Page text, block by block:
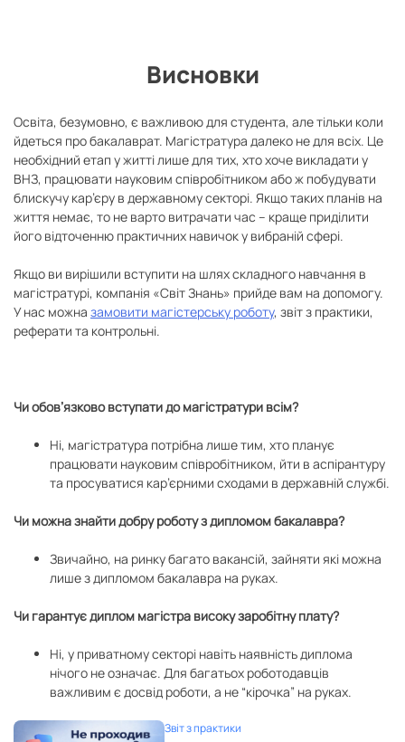
Висновки
Освіта, безумовно, є важливою для студента, але тільки коли
йдеться про бакалаврат. Магістратура далеко не для всіх. Це
необхідний етап у житті лише для тих, хто хоче викладати у
ВНЗ, працювати науковим співробітником або ж побудувати
блискучу кар’єру в державному секторі. Якщо таких планів на
життя немає, то не варто витрачати час – краще приділити
його відточенню практичних навичок у вибраній сфері.
Якщо ви вирішили вступити на шлях складного навчання в
магістратурі, компанія «Світ Знань» прийде вам на допомогу.
У нас можна замовити магістерську роботу, звіт з практики,
реферати та контрольні.
Чи обов’язково вступати до магістратури всім?
Ні, магістратура потрібна лише тим, хто планує
працювати науковим співробітником, йти в аспірантуру
та просуватися кар’єрними сходами в державній службі.
Чи можна знайти добру роботу з дипломом бакалавра?
Звичайно, на ринку багато вакансій, зайняти які можна
лише з дипломом бакалавра на руках.
Чи гарантує диплом магістра високу заробітну плату?
Ні, у приватному секторі навіть наявність диплома
нічого не означає. Для багатьох роботодавців
важливим є досвід роботи, а не “кірочка” на руках.
Звіт з практики